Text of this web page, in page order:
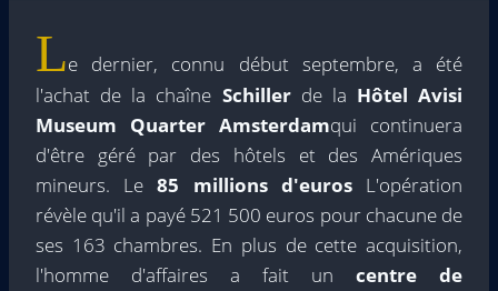
Le dernier, connu début septembre, a été
l'achat de la chaîne Schillerde la Hôtel Avisi
Museum Quarter Amsterdamqui continuera
d'être géré par des hôtels et des Amériques
mineurs. Le85 millions d'eurosL'opération
révèle qu'il a payé 521 500 euros pour chacune de
ses 163 chambres. En plus de cette acquisition,
l'homme d'affaires a fait un centre de